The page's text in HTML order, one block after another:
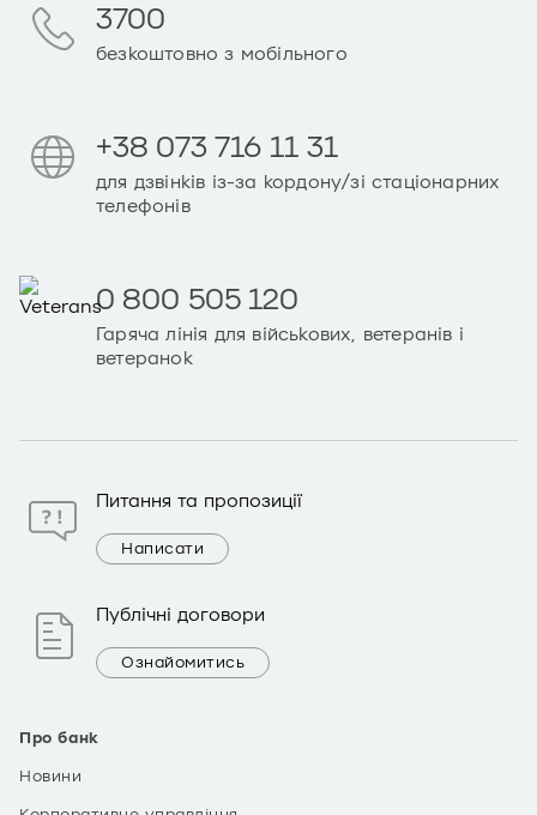
Про банк
Новини
3700
безкоштовно з мобільного
+38 073 716 11 31
для дзвінків із-за кордону/зі стаціонарних
телефонів
0 800 505 120
Гаряча лінія для військових, ветеранів і
ветеранок
Питання та пропозиції
Написати
Публічні договори
Ознайомитись